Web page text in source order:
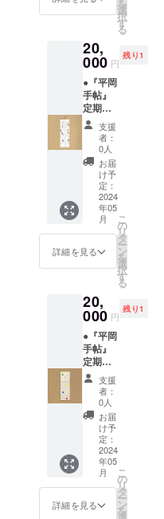
なが
ら、小
ノート
に絶え
間なく
筆を走
らせて
いる。
制作ス
タッフ
に名を
確認し
たが、
互いに
声を掛
けるこ
とはな
かっ
た。謎
の
「目」
を、平
岡希望
という
ので
あっ
た。 あ
る時、
佐塚真
啓の計
らいで
彼と私
は知り
合う運
びとな
り、以
降終演
後に言
葉を交
クショ
ている
時と似
ている
感じだ
けど、
肉体が
あるの
でアク
ション
の時は
嘘はつ
けな
い。
体が主
今、紙
媒体へ
継続的
にアウ
トプッ
トする
気力に
対し、
私は大
いに賛
同いた
しま
す。大
切に
ブック
してい
たWEB
なくな
るのは
一瞬で
すが、
本は流
通した
ら何百
年と残
り得ま
す。
んと私
の作品
も所有
してく
ださっ
ている)
ありが
たい方
であ
る。も
ちろん
お手伝
いした
い、し
たいが
いたら
いいも
がら新
宿を歩
いてい
て、そ
れはオ
ペラシ
ティで
「ガラ
スの器
と静物
画 山
野アン
ダーソ
ン陽子
と18人
家」の
掘立て
小屋ナ
ミイタ
にて、
ボクの
個展を
開催し
ている
時だっ
た。小
さな会
場で
あった
にも関
わら
ず、平
岡さん
じっく
り鑑賞
をして
くだ
さっ
た。い
くつか
の作品
を行っ
たり来
たりし
て、繰
り返し
眺めて
は、謎
楽しん
特別割
引チ
ーーー
ーー 長
廻 亮
ーー 応
援コメ
ント：
愛され
る為に
誰かを
愛する
のはあ
まりに
虚し
く、悲
しいこ
と。作
品を作
為でな
く、作
りたい
という
自分の
為でな
きゃ。
これこ
そが作
品を作
るとい
う”幸せ
の為の
実践”の
本質。
私の
記憶が
を
選
択
す
る
20,
000 円
残り1
●『平岡
手帖』
定期購
読_12ヶ
月 ＋ ●
作家作
品しお
りサイ
ズ ＋ ●
この作
品の額
装「額
縁工房
片隅」
特別割
引チ
ーーー
ーー ひ
だかも
と ーー
応援コ
メン
ト： 僕
は、
じっく
り黙々
と作品
を観る
平岡さ
んを見
るのが
好きで
す。平
支援
者：
0人
お届
け予
定：
2024
年05
月
詳細を見る
こ
の
リ
タ
ー
ン
を
選
択
す
る
20,
000 円
残り1
●『平岡
手帖』
定期購
読_12ヶ
月 ＋ ●
作家作
品しお
りサイ
ズ ＋ ●
この作
品の額
装「額
縁工房
片隅」
特別割
支援
者：
0人
お届
け予
定：
2024
年05
月
詳細を見る
こ
の
リ
タ
ー
ン
を